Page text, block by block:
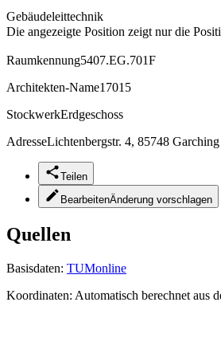
Gebäudeleittechnik
Die angezeigte Position zeigt nur die
Raumkennung5407.EG.701F
Architekten-Name17015
StockwerkErdgeschoss
AdresseLichtenbergstr. 4, 85748
Teilen
BearbeitenÄnderung vorschlagen
Quellen
Basisdaten: TUMonline
Koordinaten: Automatisch berechnet aus